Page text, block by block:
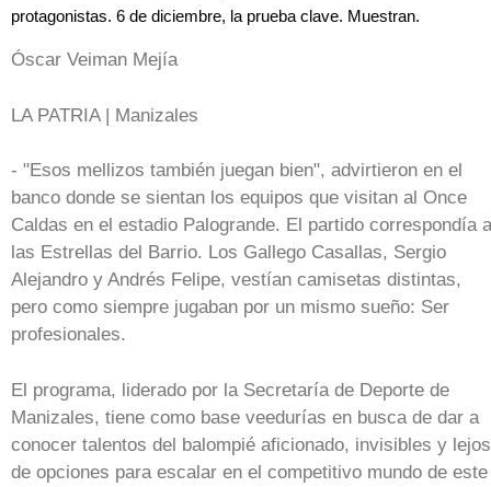
protagonistas. 6 de diciembre, la prueba clave. Muestran.
Óscar Veiman Mejía
LA PATRIA | Manizales
- "Esos mellizos también juegan bien", advirtieron en el
banco donde se sientan los equipos que visitan al Once
Caldas en el estadio Palogrande. El partido correspondía a
las Estrellas del Barrio. Los Gallego Casallas, Sergio
Alejandro y Andrés Felipe, vestían camisetas distintas,
pero como siempre jugaban por un mismo sueño: Ser
profesionales.
El programa, liderado por la Secretaría de Deporte de
Manizales, tiene como base veedurías en busca de dar a
conocer talentos del balompié aficionado, invisibles y lejos
de opciones para escalar en el competitivo mundo de este